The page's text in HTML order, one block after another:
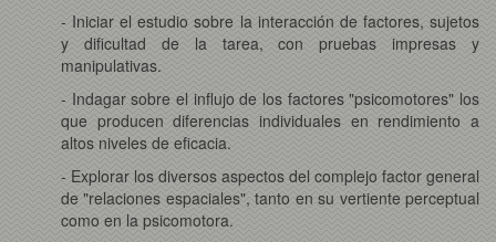
- Iniciar el estudio sobre la interacción de factores, sujetos
y dificultad de la tarea, con pruebas impresas y
manipulativas.
- Indagar sobre el influjo de los factores "psicomotores" los
que producen diferencias individuales en rendimiento a
altos niveles de eficacia.
- Explorar los diversos aspectos del complejo factor general
de "relaciones espaciales", tanto en su vertiente perceptual
como en la psicomotora.